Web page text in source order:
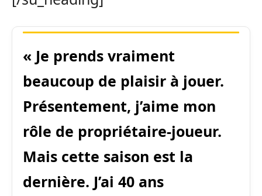
« Je prends vraiment
beaucoup de plaisir à jouer.
Présentement, j’aime mon
rôle de propriétaire-joueur.
Mais cette saison est la
dernière. J’ai 40 ans